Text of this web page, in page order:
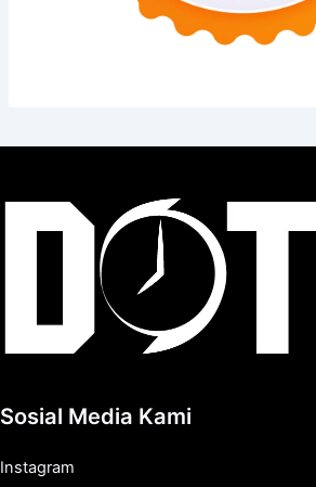
Sosial Media Kami
Instagram